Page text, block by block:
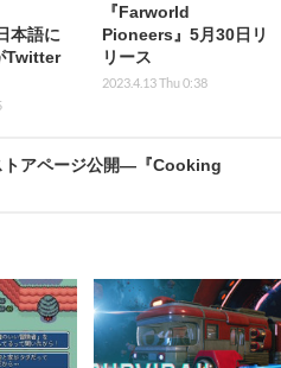
本語に
Twitter
『Farworld
Pioneers』5月30日リ
リース
2023.4.13 Thu 0:38
トアページ公開―『Cooking